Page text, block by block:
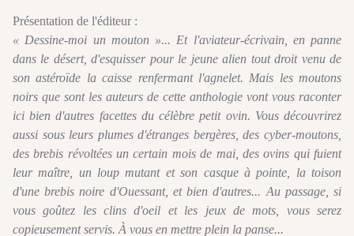
Présentation de l'éditeur :
« Dessine-moi un mouton »... Et l'aviateur-écrivain, en panne
dans le désert, d'esquisser pour le jeune alien tout droit venu de
son astéroïde la caisse renfermant l'agnelet. Mais les moutons
noirs que sont les auteurs de cette anthologie vont vous raconter
ici bien d'autres facettes du célèbre petit ovin. Vous découvrirez
aussi sous leurs plumes d'étranges bergères, des cyber-moutons,
des brebis révoltées un certain mois de mai, des ovins qui fuient
leur maître, un loup mutant et son casque à pointe, la toison
d'une brebis noire d'Ouessant, et bien d'autres... Au passage, si
vous goûtez les clins d'oeil et les jeux de mots, vous serez
copieusement servis. À vous en mettre plein la panse...